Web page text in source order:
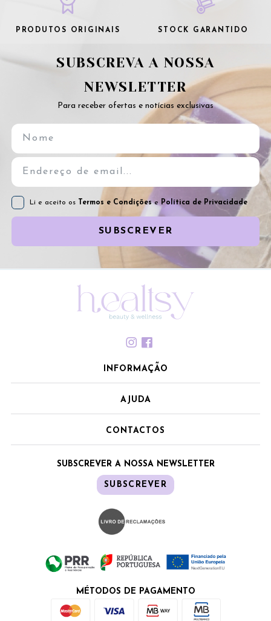
PRODUTOS ORIGINAIS STOCK GARANTIDO
SUBSCREVA A NOSSA
NEWSLETTER
Para receber ofertas e notícias exclusivas
Li e aceito os Termos e Condiçõese Política de Privacidade
SUBSCREVER
INFORMAÇÃO
AJUDA
CONTACTOS
SUBSCREVER A NOSSA NEWSLETTER
SUBSCREVER
MÉTODOS DE PAGAMENTO